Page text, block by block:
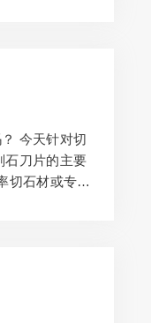
几个核心参
常需求，中
今天针对切
石刀片的主要
切石材或专业
也不一定划
本未必更